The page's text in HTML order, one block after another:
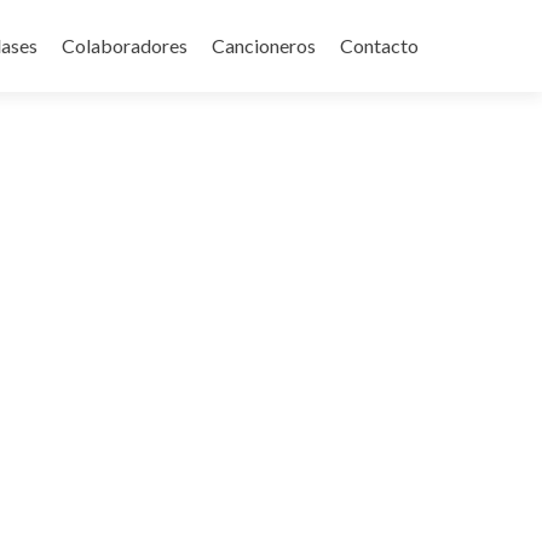
Colaboradores Cancioneros Contacto